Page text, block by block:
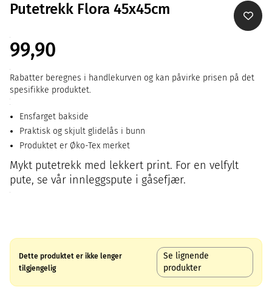
Putetrekk Flora 45x45cm
99,90
Rabatter beregnes i handlekurven og kan påvirke prisen på det
spesifikke produktet.
Ensfarget bakside
Praktisk og skjult glidelås i bunn
Produktet er Øko-Tex merket
Mykt putetrekk med lekkert print. For en velfylt
pute, se vår innleggspute i gåsefjær.
Dette produktet er ikke lenger
tilgjengelig
Se lignende
produkter